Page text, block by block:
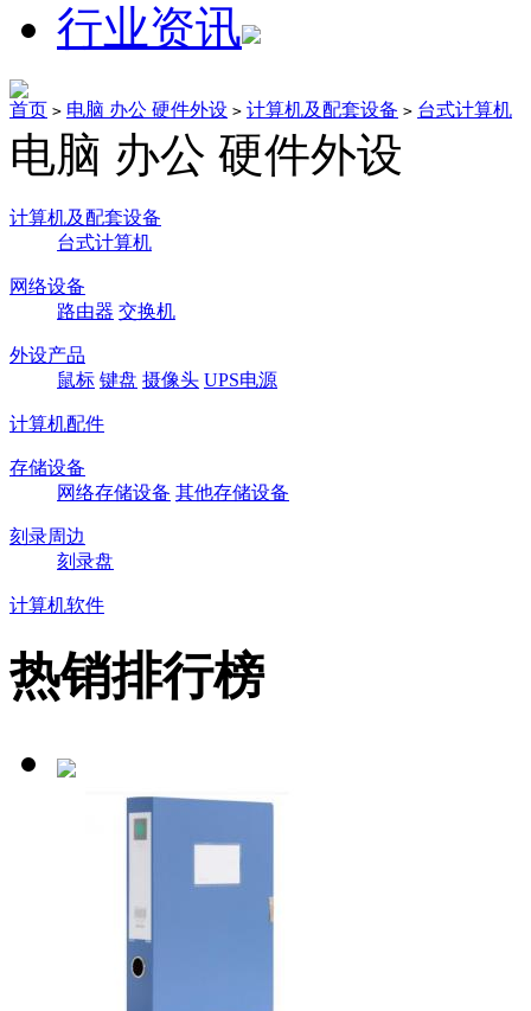
行业资讯
首页 > 电脑 办公 硬件外设 > 计算机及配套设备 > 台式计算机
电脑 办公 硬件外设
计算机及配套设备
台式计算机
网络设备
路由器 交换机
外设产品
鼠标 键盘 摄像头 UPS电源
计算机配件
存储设备
网络存储设备 其他存储设备
刻录周边
刻录盘
计算机软件
热销排行榜